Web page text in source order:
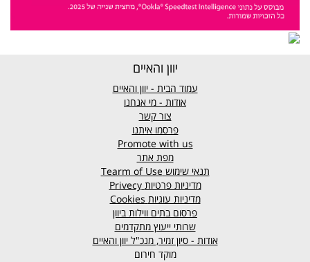
יוון והאיים
עמוד הבית - יוון והאיים
אודות - מי אנחנו
צור קשר
פרסמו איתנו
Promote with us
מפת אתר
תנאי שימוש
מדיניות פרטיות Privecy
מדיניות עוגיות Cookies
פרסום בתים ווילות ביוון
שרותי ייעוץ מתקדמים
אודות - סיון זמיר, מנכ"ל יוון והאיים
מוקד חירום